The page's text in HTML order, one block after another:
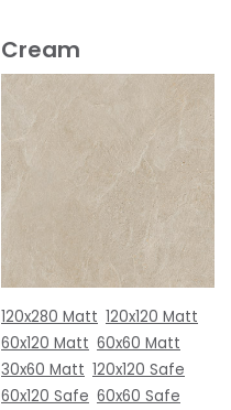
Cream
120x280 Matt 120x120 Matt
60x120 Matt 60x60 Matt
30x60 Matt 120x120 Safe
60x120 Safe 60x60 Safe